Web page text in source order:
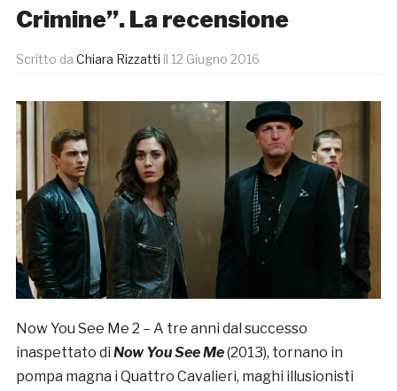
Crimine”. La recensione
Scritto da Chiara Rizzatti il 12 Giugno 2016
Now You See Me 2 – A tre anni dal successo
inaspettato di Now You See Me(2013), tornano in
pompa magna i Quattro Cavalieri, maghi illusionisti